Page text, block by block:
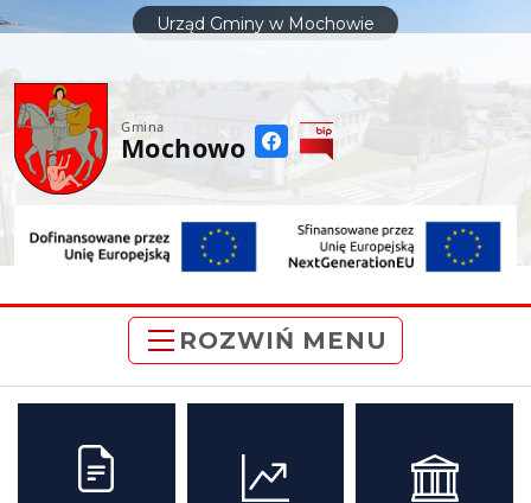
treści
Urząd Gminy w Mochowie
Gmina
Mochowo
ROZWIŃ MENU